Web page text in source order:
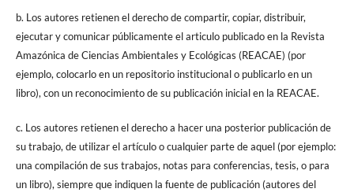
b. Los autores retienen el derecho de compartir, copiar, distribuir,
ejecutar y comunicar públicamente el articulo publicado en la Revista
Amazónica de Ciencias Ambientales y Ecológicas (REACAE) (por
ejemplo, colocarlo en un repositorio institucional o publicarlo en un
libro), con un reconocimiento de su publicación inicial en la REACAE.
c. Los autores retienen el derecho a hacer una posterior publicación de
su trabajo, de utilizar el artículo o cualquier parte de aquel (por ejemplo:
una compilación de sus trabajos, notas para conferencias, tesis, o para
un libro), siempre que indiquen la fuente de publicación (autores del